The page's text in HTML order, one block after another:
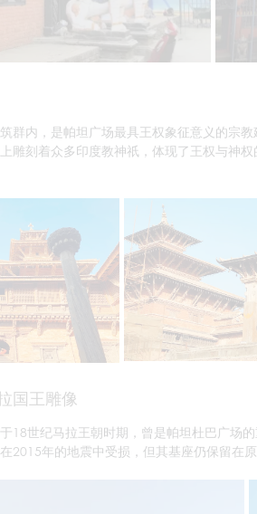
群内，是帕坦广场最具王权象征意义的宗
雕刻着众多印度教神祇，体现了王权与神
国王雕像
18世纪马拉王朝时期，曾是帕坦杜巴广场
2015年的地震中受损，但其基座仍保留在